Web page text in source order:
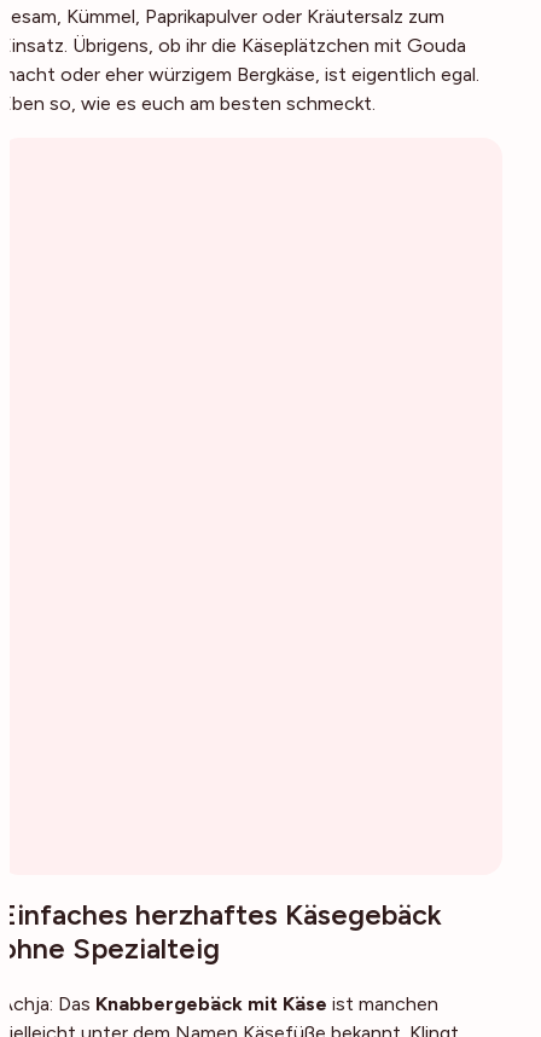
Sesam, Kümmel, Paprikapulver oder Kräutersalz zum
Einsatz. Übrigens, ob ihr die Käseplätzchen mit Gouda
macht oder eher würzigem Bergkäse, ist eigentlich egal.
Eben so, wie es euch am besten schmeckt.
Einfaches herzhaftes Käsegebäck
ohne Spezialteig
Achja: Das Knabbergebäck mit Käse ist manchen